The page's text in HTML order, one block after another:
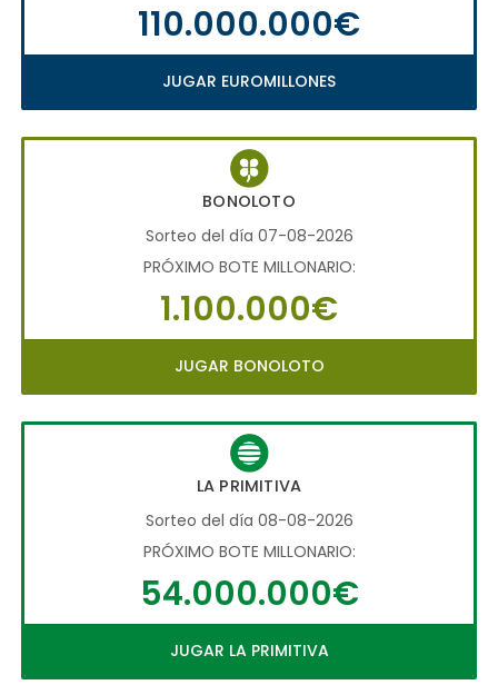
110.000.000€
JUGAR EUROMILLONES
BONOLOTO
Sorteo del día 07-08-2026
PRÓXIMO BOTE MILLONARIO:
1.100.000€
JUGAR BONOLOTO
LA PRIMITIVA
Sorteo del día 08-08-2026
PRÓXIMO BOTE MILLONARIO:
54.000.000€
JUGAR LA PRIMITIVA